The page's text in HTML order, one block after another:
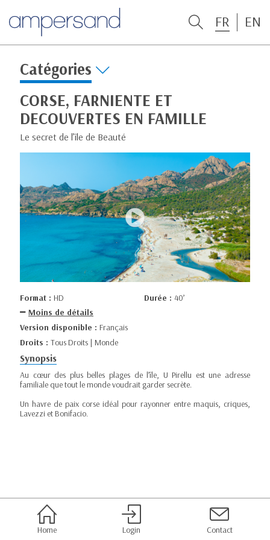
FR EN
Catégories
CORSE, FARNIENTE ET
DECOUVERTES EN FAMILLE
Le secret de l’île de Beauté
Format : HD Durée : 40’
Moins de détails
Version disponible : Français
Droits : Tous Droits | Monde
Synopsis
Au cœur des plus belles plages de l’île, U Pirellu est une adresse
familiale que tout le monde voudrait garder secrète.
Un havre de paix corse idéal pour rayonner entre maquis, criques,
Lavezzi et Bonifacio.
Home Login Contact